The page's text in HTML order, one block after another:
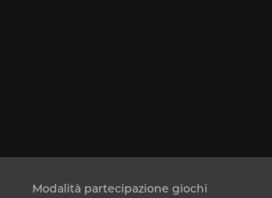
Modalità partecipazione giochi